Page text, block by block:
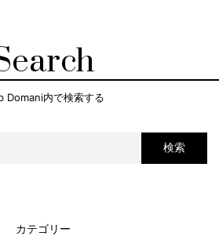
Domani内で検索する
検索
カテゴリー